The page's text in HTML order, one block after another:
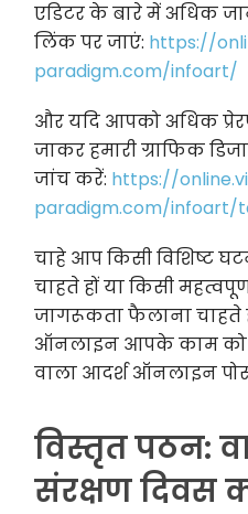
एडिटर के बारे में अधिक
लिंक पर जाएं: https://
paradigm.com/infoart/
और यदि आपको अधिक
जाकर हमारी ग्राफिक
जांच करें: https://
paradigm.com/infoart/
चाहे आप किसी विशिष्ट
चाहते हों या किसी
जागरूकता फैलाना चाहते
ऑनलाइन आपके काम को
वाला आदर्श ऑनलाइन
विस्तृत पठन:
संरक्षण दिवस